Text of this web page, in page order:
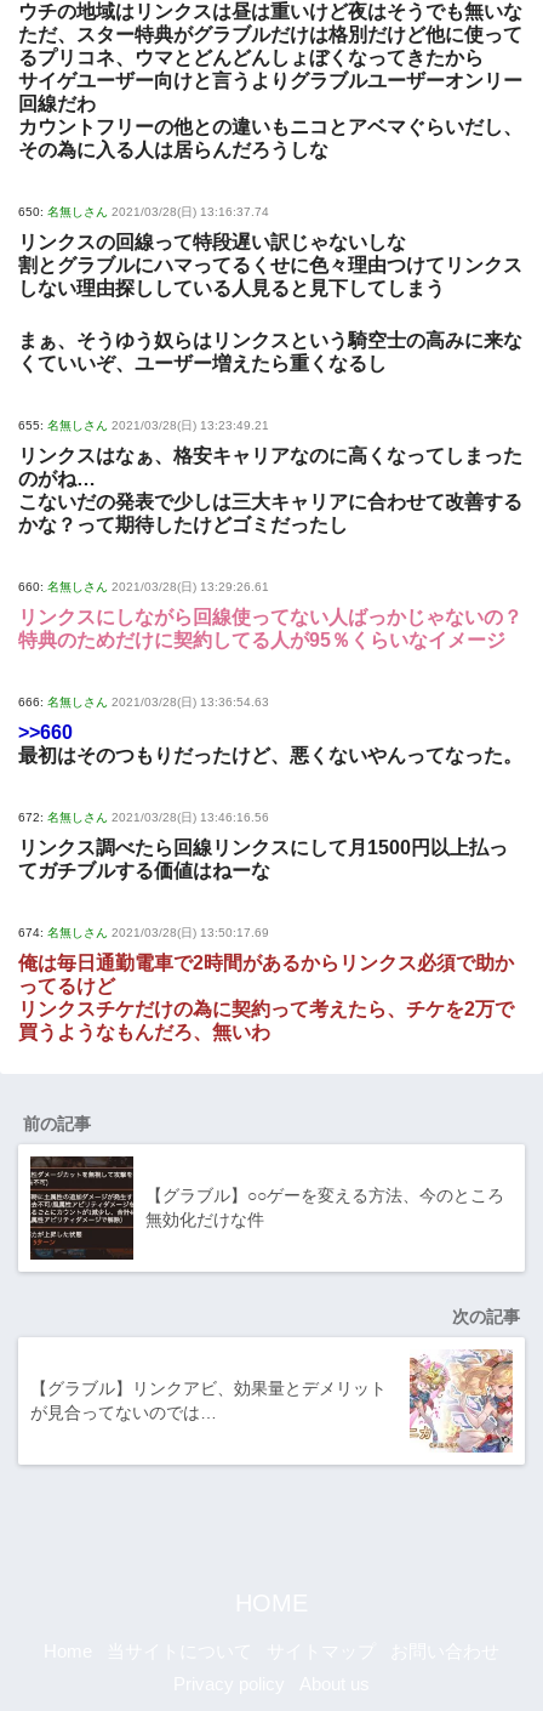
ウチの地域はリンクスは昼は重いけど夜はそうでも無いな
ただ、スター特典がグラブルだけは格別だけど他に使って
るプリコネ、ウマとどんどんしょぼくなってきたから
サイゲユーザー向けと言うよりグラブルユーザーオンリー
回線だわ
カウントフリーの他との違いもニコとアベマぐらいだし、
その為に入る人は居らんだろうしな
650: 名無しさん 2021/03/28(日) 13:16:37.74
リンクスの回線って特段遅い訳じゃないしな
割とグラブルにハマってるくせに色々理由つけてリンクス
しない理由探ししている人見ると見下してしまう
まぁ、そうゆう奴らはリンクスという騎空士の高みに来な
くていいぞ、ユーザー増えたら重くなるし
655: 名無しさん 2021/03/28(日) 13:23:49.21
リンクスはなぁ、格安キャリアなのに高くなってしまった
のがね…
こないだの発表で少しは三大キャリアに合わせて改善する
かな？って期待したけどゴミだったし
660: 名無しさん 2021/03/28(日) 13:29:26.61
リンクスにしながら回線使ってない人ばっかじゃないの？
特典のためだけに契約してる人が95％くらいなイメージ
666: 名無しさん 2021/03/28(日) 13:36:54.63
>>660
最初はそのつもりだったけど、悪くないやんってなった。
672: 名無しさん 2021/03/28(日) 13:46:16.56
リンクス調べたら回線リンクスにして月1500円以上払っ
てガチブルする価値はねーな
674: 名無しさん 2021/03/28(日) 13:50:17.69
俺は毎日通勤電車で2時間があるからリンクス必須で助か
ってるけど
リンクスチケだけの為に契約って考えたら、チケを2万で
買うようなもんだろ、無いわ
前の記事
【グラブル】○○ゲーを変える方法、今のところ
無効化だけな件
次の記事
【グラブル】リンクアビ、効果量とデメリット
が見合ってないのでは…